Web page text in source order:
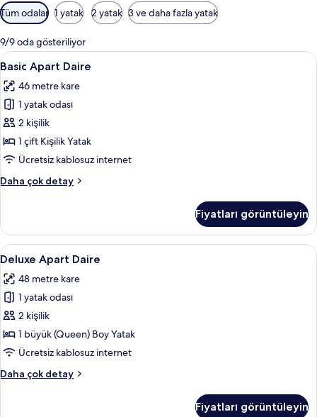
Odalar
için
mevcut
filtreler
Tüm odalar 1 yatak 2 yatak 3 ve daha fazla yatak
9/9 oda gösteriliyor
Basic
Apart
Daire
için
tüm
fotoğrafları
görün
Basic Apart Daire | Ütü/ütü masası,
5
Basic Apart Daire
46 metre kare
1 yatak odası
2 kişilik
1 çift Kişilik Yatak
Ücretsiz kablosuz internet
Daha çok detay
Basic
daha
fazla
detay
Fiyatları görüntüleyin
Deluxe
Apart
Daire
için
tüm
fotoğrafları
görün
Deluxe Apart Daire | Ütü/ütü
5
Deluxe Apart Daire
48 metre kare
1 yatak odası
2 kişilik
1 büyük (Queen) Boy Yatak
Ücretsiz kablosuz internet
Daha çok detay
Deluxe
Fiyatları görüntüleyin